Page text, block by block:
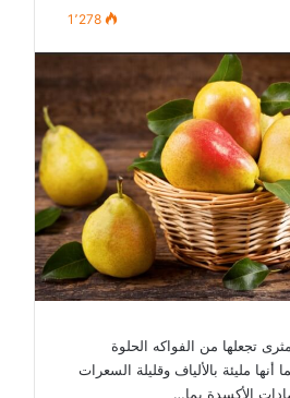
1٬278
تجعلها من الفواكه الحلوة
أنها مليئة بالألياف وقليلة السعرات
الأكسدة بما…